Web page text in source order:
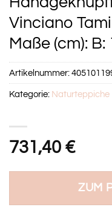
Vinciano
Maße (cm): B:
731,40 €
ZUM
Artikelnummer:
Kategorie: Naturteppiche